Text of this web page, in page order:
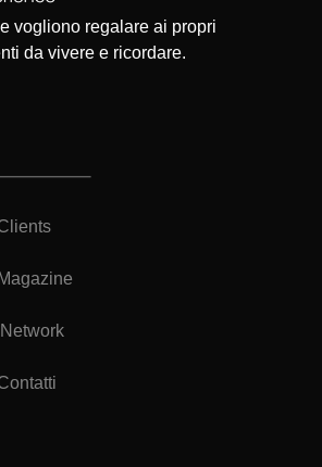
vogliono regalare ai propri
da vivere e ricordare.
Magazine
Network